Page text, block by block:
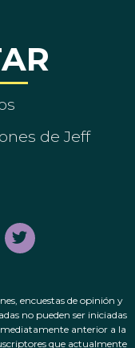
de Jeff
encuestas de opinión y
no pueden ser iniciadas
anterior a la
que actualmente